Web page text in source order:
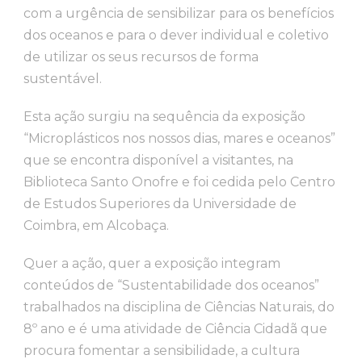
com a urgência de sensibilizar para os benefícios
dos oceanos e para o dever individual e coletivo
de utilizar os seus recursos de forma
sustentável.
Esta ação surgiu na sequência da exposição
“Microplásticos nos nossos dias, mares e oceanos”
que se encontra disponível a visitantes, na
Biblioteca Santo Onofre e foi cedida pelo Centro
de Estudos Superiores da Universidade de
Coimbra, em Alcobaça.
Quer a ação, quer a exposição integram
conteúdos de “Sustentabilidade dos oceanos”
trabalhados na disciplina de Ciências Naturais, do
8º ano e é uma atividade de Ciência Cidadã que
procura fomentar a sensibilidade, a cultura